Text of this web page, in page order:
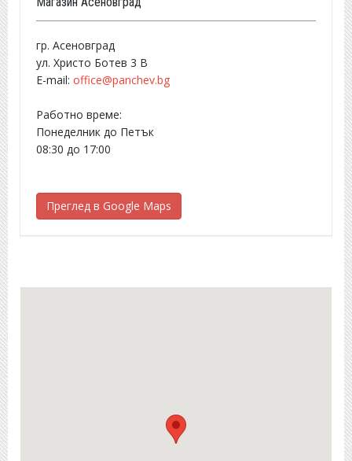
гр. Асеновград
ул. Христо Ботев 3 В
E-mail: office@panchev.bg
Работно време:
Понеделник до Петък
08:30 до 17:00
Преглед в Google Maps